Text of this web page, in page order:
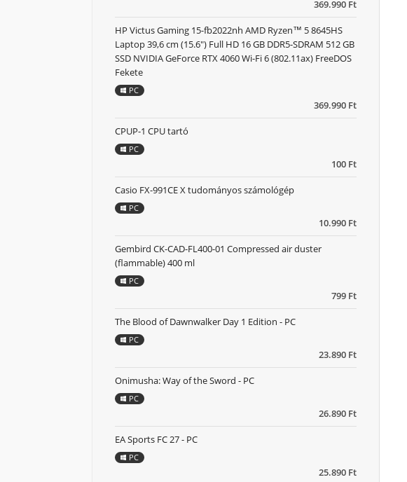
369.990 Ft
369.990 Ft
HP Victus Gaming 15-fb2022nh AMD Ryzen™ 5 8645HS
Laptop 39,6 cm (15.6") Full HD 16 GB DDR5-SDRAM 512 GB
SSD NVIDIA GeForce RTX 4060 Wi-Fi 6 (802.11ax) FreeDOS
Fekete
PC
100 Ft
CPUP-1 CPU tartó
PC
10.990 Ft
Casio FX-991CE X tudományos számológép
PC
799 Ft
Gembird CK-CAD-FL400-01 Compressed air duster
(flammable) 400 ml
PC
23.890 Ft
The Blood of Dawnwalker Day 1 Edition - PC
PC
26.890 Ft
Onimusha: Way of the Sword - PC
PC
25.890 Ft
EA Sports FC 27 - PC
PC